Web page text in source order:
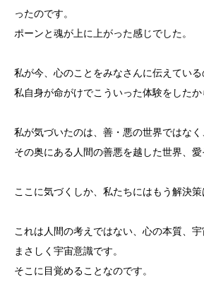
ったのです。
ポーンと魂が上に上がった感じでした。
私が今、心のことをみなさんに伝えている
私自身が命がけでこういった体験をしたか
私が気づいたのは、善・悪の世界ではなく
その奥にある人間の善悪を越した世界、愛
ここに気づくしか、私たちにはもう解決策
これは人間の考えではない、心の本質、宇
まさしく宇宙意識です。
そこに目覚めることなのです。